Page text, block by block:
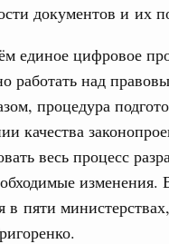
документов и их
единое цифровое
работать над
процедура
качества
весь процесс
в пяти
актуальные
кооперации в
и администрирования,
продовольственной